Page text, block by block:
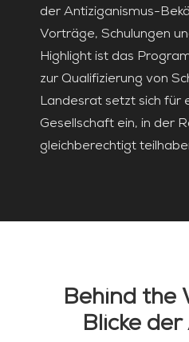
der Antiziganismus-
Vorträge, Schulungen
Highlight ist das
zur Qualifizierung von
Landesrat setzt sich für
Gesellschaft ein, in der
gleichberechtigt
Behind the
Blicke